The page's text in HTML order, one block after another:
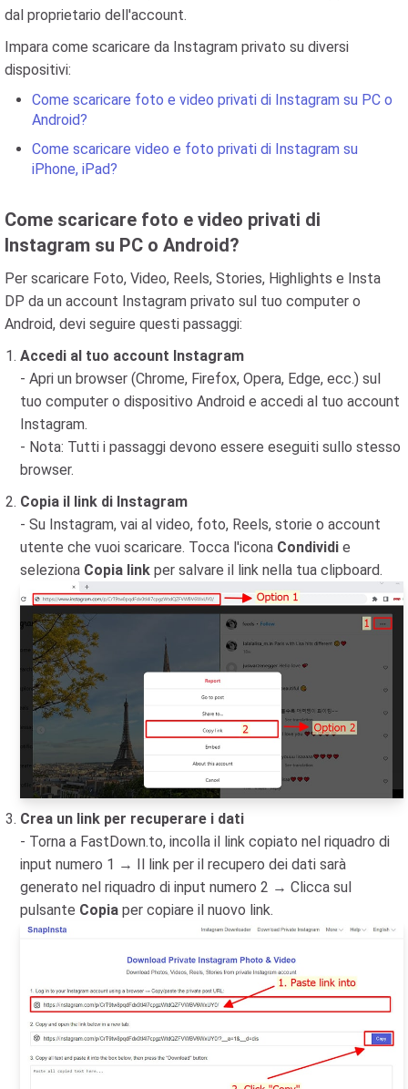
dal proprietario dell'account.
Impara come scaricare da Instagram privato su diversi
dispositivi:
Come scaricare foto e video privati di Instagram su PC o
Android?
Come scaricare video e foto privati di Instagram su
iPhone, iPad?
Come scaricare foto e video privati di
Instagram su PC o Android?
Per scaricare Foto, Video, Reels, Stories, Highlights e Insta
DP da un account Instagram privato sul tuo computer o
Android, devi seguire questi passaggi:
Accedi al tuo account Instagram
- Apri un browser (Chrome, Firefox, Opera, Edge, ecc.) sul
tuo computer o dispositivo Android e accedi al tuo account
Instagram.
- Nota: Tutti i passaggi devono essere eseguiti sullo stesso
browser.
Copia il link di Instagram
- Su Instagram, vai al video, foto, Reels, storie o account
utente che vuoi scaricare. Tocca l'icona Condividi e
seleziona Copia link per salvare il link nella tua clipboard.
Crea un link per recuperare i dati
- Torna a FastDown.to, incolla il link copiato nel riquadro di
input numero 1 → Il link per il recupero dei dati sarà
generato nel riquadro di input numero 2 → Clicca sul
pulsante Copia per copiare il nuovo link.